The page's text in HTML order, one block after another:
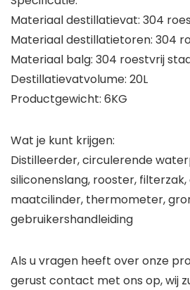
Materiaal destillatievat: 304
Materiaal destillatietoren: 304
Materiaal balg: 304 roestvrij
Destillatievatvolume: 20L
Productgewicht: 6KG
Wat je kunt krijgen:
Distilleerder, circulerende
siliconenslang, rooster,
maatcilinder, thermometer,
gebruikershandleiding
Als u vragen heeft over onze
gerust contact met ons op, wij